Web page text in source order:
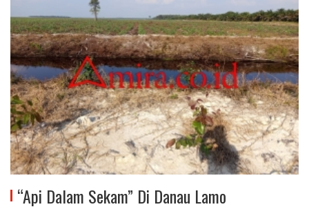
“Api Dalam Sekam” Di Danau Lamo